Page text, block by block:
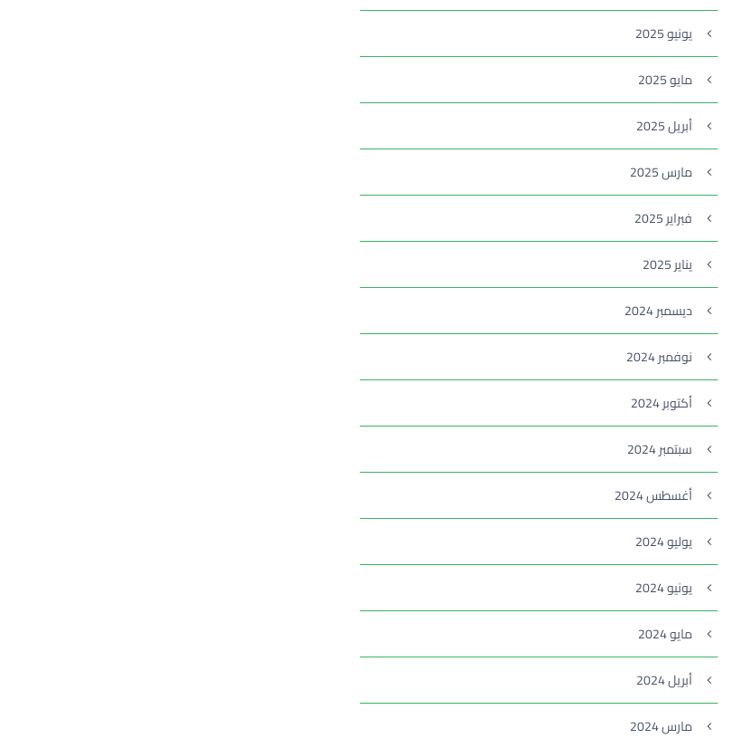
يونيو 2025
مايو 2025
أبريل 2025
مارس 2025
فبراير 2025
يناير 2025
ديسمبر 2024
نوفمبر 2024
أكتوبر 2024
سبتمبر 2024
أغسطس 2024
يوليو 2024
يونيو 2024
مايو 2024
أبريل 2024
مارس 2024